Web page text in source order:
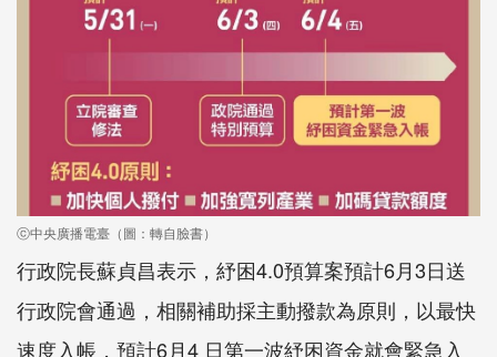
ⓒ中央廣播電臺（圖：轉自臉書）
行政院長蘇貞昌表示，紓困4.0預算案預計6月3日送
行政院會通過，相關補助採主動撥款為原則，以最快
速度入帳，預計6月4 日第一波紓困資金就會緊急入